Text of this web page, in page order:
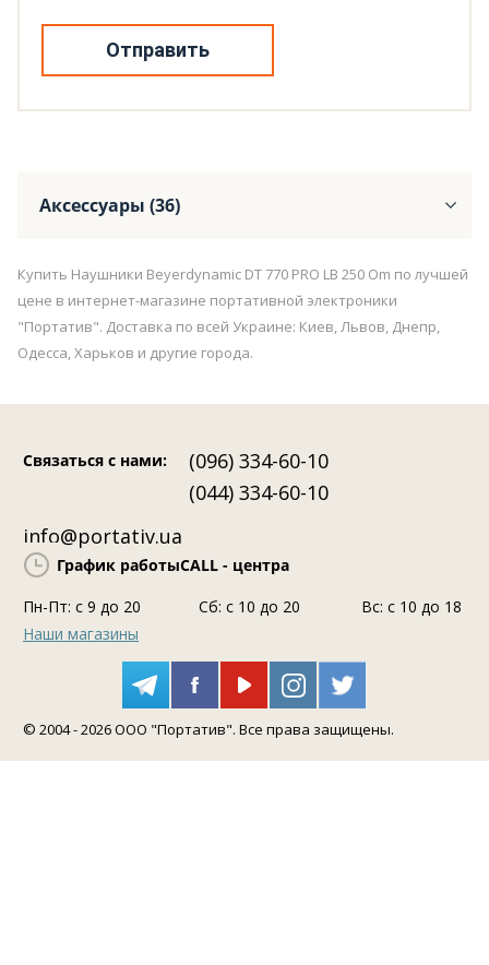
Отправить
Аксессуары (36)
Купить Наушники Beyerdynamic DT 770 PRO LB 250 Om по лучшей
цене в интернет-магазине портативной электроники
"Портатив". Доставка по всей Украине: Киев, Львов, Днепр,
Одесса, Харьков и другие города.
Связаться с нами:
(096) 334-60-10
(044) 334-60-10
info@portativ.ua
График работыCALL - центра
Пн-Пт: c 9 до 20
Сб: с 10 до 20
Вс: с 10 до 18
Наши магазины
© 2004 - 2026 ООО "Портатив". Все права защищены.